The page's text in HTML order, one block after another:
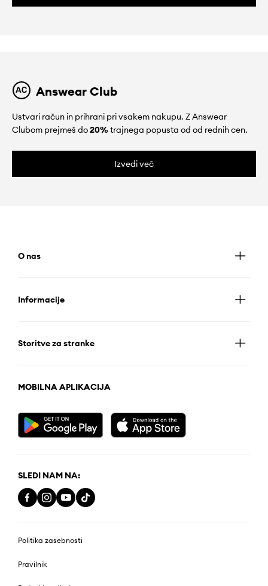
Answear Club
Ustvari račun in prihrani pri vsakem nakupu. Z Answear
Clubom prejmeš do20%trajnega popusta od od rednih cen.
Izvedi več
O nas
Informacije
Storitve za stranke
MOBILNA APLIKACIJA
SLEDI NAM NA:
Politika zasebnosti
Pravilnik